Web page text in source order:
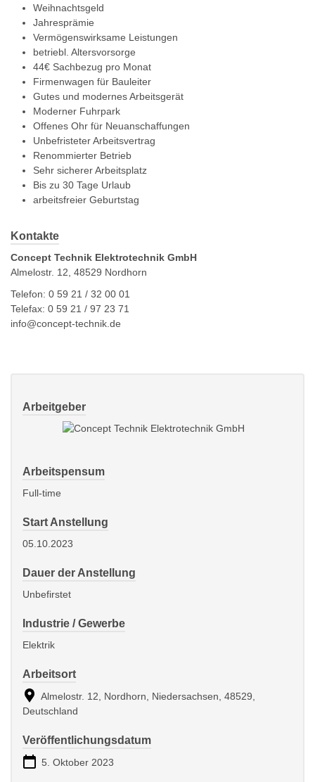
Weihnachtsgeld
Jahresprämie
Vermögenswirksame Leistungen
betriebl. Altersvorsorge
44€ Sachbezug pro Monat
Firmenwagen für Bauleiter
Gutes und modernes Arbeitsgerät
Moderner Fuhrpark
Offenes Ohr für Neuanschaffungen
Unbefristeter Arbeitsvertrag
Renommierter Betrieb
Sehr sicherer Arbeitsplatz
Bis zu 30 Tage Urlaub
arbeitsfreier Geburtstag
Kontakte
Concept Technik Elektrotechnik GmbH
Almelostr. 12, 48529 Nordhorn
Telefon: 0 59 21 / 32 00 01
Telefax: 0 59 21 / 97 23 71
info@concept-technik.de
Arbeitgeber
Arbeitspensum
Full-time
Start Anstellung
05.10.2023
Dauer der Anstellung
Unbefirstet
Industrie / Gewerbe
Elektrik
Arbeitsort
Almelostr. 12, Nordhorn, Niedersachsen, 48529,
Deutschland
Veröffentlichungsdatum
5. Oktober 2023